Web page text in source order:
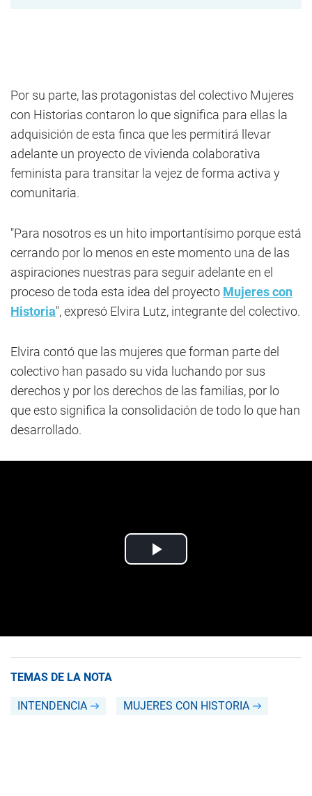
Por su parte, las protagonistas del colectivo Mujeres
con Historias contaron lo que significa para ellas la
adquisición de esta finca que les permitirá llevar
adelante un proyecto de vivienda colaborativa
feminista para transitar la vejez de forma activa y
comunitaria.
"Para nosotros es un hito importantísimo porque está
cerrando por lo menos en este momento una de las
aspiraciones nuestras para seguir adelante en el
proceso de toda esta idea del proyecto Mujeres con
Historia", expresó Elvira Lutz, integrante del colectivo.
Elvira contó que las mujeres que forman parte del
colectivo han pasado su vida luchando por sus
derechos y por los derechos de las familias, por lo
que esto significa la consolidación de todo lo que han
desarrollado.
TEMAS DE LA NOTA
INTENDENCIA MUJERES CON HISTORIA